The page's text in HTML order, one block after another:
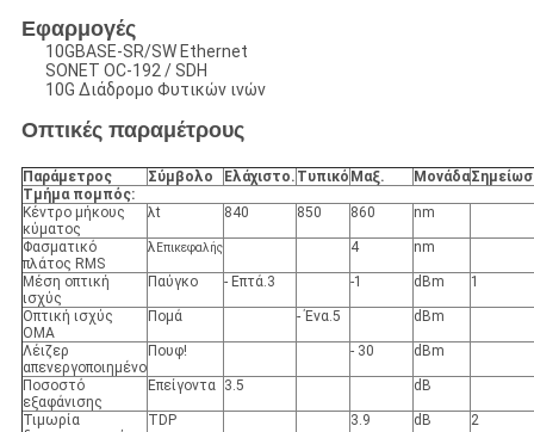
Εφαρμογές
10GBASE-SR/SW Ethernet
SONET OC-192 / SDH
10G Διάδρομο Φυτικών ινών
Οπτικές παραμέτρους
Παράμετρος Σύμβολο Ελάχιστο. Τυπικό Μαξ. Μονάδα
Τμήμα πομπός:
Κέντρο μήκους
κύματος
λt 840 850 860 nm
Φασματικό
πλάτος RMS
λ Επικεφαλής 4 nm
Μέση οπτική
ισχύς
Παύγκο - Επτά.3 -1 dBm 1
Οπτική ισχύς
OMA
Πομά - Ένα.5 dBm
Λέιζερ
απενεργοποιημένο
Πουφ! - 30 dBm
Ποσοστό
εξαφάνισης
Επείγοντα 3.5 dB
Τιμωρία
TDP 3.9 dB 2